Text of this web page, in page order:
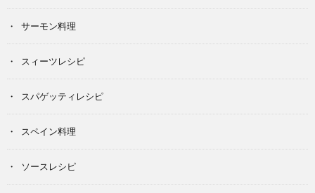
サーモン料理
スィーツレシピ
スパゲッティレシピ
スペイン料理
ソースレシピ